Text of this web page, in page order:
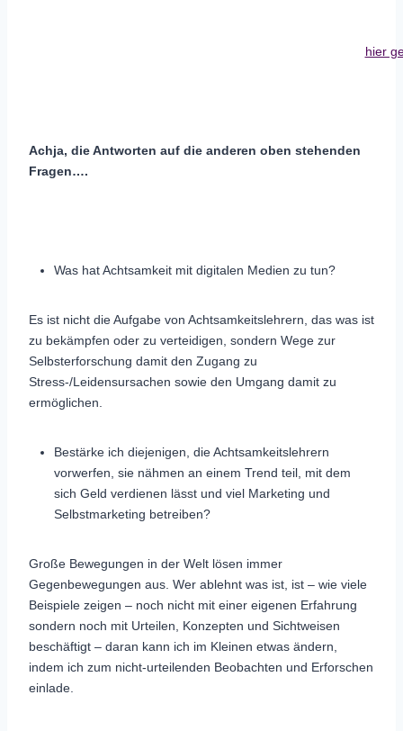
hier
Achja, die Antworten auf die anderen oben stehenden
Fragen….
Was hat Achtsamkeit mit digitalen Medien zu tun?
Es ist nicht die Aufgabe von Achtsamkeitslehrern, das was ist
zu bekämpfen oder zu verteidigen, sondern Wege zur
Selbsterforschung damit den Zugang zu
Stress-/Leidensursachen sowie den Umgang damit zu
ermöglichen.
Bestärke ich diejenigen, die Achtsamkeitslehrern
vorwerfen, sie nähmen an einem Trend teil, mit dem
sich Geld verdienen lässt und viel Marketing und
Selbstmarketing betreiben?
Große Bewegungen in der Welt lösen immer
Gegenbewegungen aus. Wer ablehnt was ist, ist – wie viele
Beispiele zeigen – noch nicht mit einer eigenen Erfahrung
sondern noch mit Urteilen, Konzepten und Sichtweisen
beschäftigt – daran kann ich im Kleinen etwas ändern,
indem ich zum nicht-urteilenden Beobachten und Erforschen
einlade.